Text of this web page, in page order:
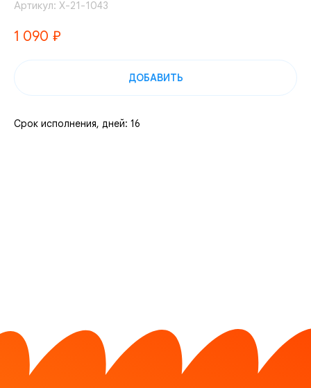
Артикул: Х-21-1043
1 090 ₽
ДОБАВИТЬ
Срок исполнения, дней: 16